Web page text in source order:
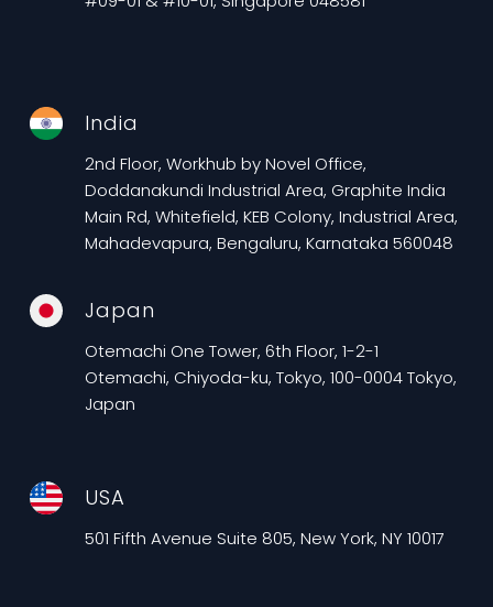
India
2nd Floor, Workhub by Novel Office,
Doddanakundi Industrial Area, Graphite India
Main Rd, Whitefield, KEB Colony, Industrial Area,
Mahadevapura, Bengaluru, Karnataka 560048
Japan
Otemachi One Tower, 6th Floor, 1-2-1
Otemachi, Chiyoda-ku, Tokyo, 100-0004 Tokyo,
Japan
USA
501 Fifth Avenue Suite 805, New York, NY 10017